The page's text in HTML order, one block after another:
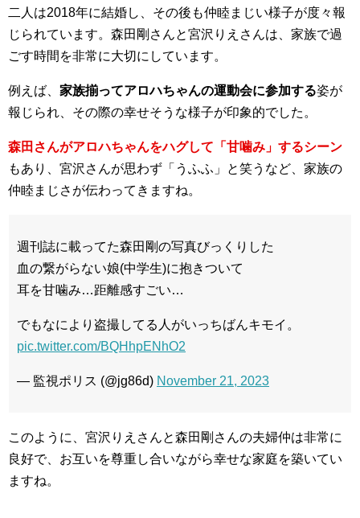
二人は2018年に結婚し、その後も仲睦まじい様子が度々報
じられています。森田剛さんと宮沢りえさんは、家族で過
ごす時間を非常に大切にしています。
例えば、 家族揃ってアロハちゃんの運動会に参加する姿が
報じられ、その際の幸せそうな様子が印象的でした。
森田さんがアロハちゃんをハグして「甘噛み」するシーン
もあり、宮沢さんが思わず「うふふ」と笑うなど、家族の
仲睦まじさが伝わってきます​ね。
週刊誌に載ってた森田剛の写真びっくりした
血の繋がらない娘(中学生)に抱きついて
耳を甘噛み…距離感すごい…
でもなにより盗撮してる人がいっちばんキモイ。
pic.twitter.com/BQHhpENhO2
— 監視ポリス (@jg86d) November 21, 2023
このように、宮沢りえさんと森田剛さんの夫婦仲は非常に
良好で、お互いを尊重し合いながら幸せな家庭を築いてい
ますね。